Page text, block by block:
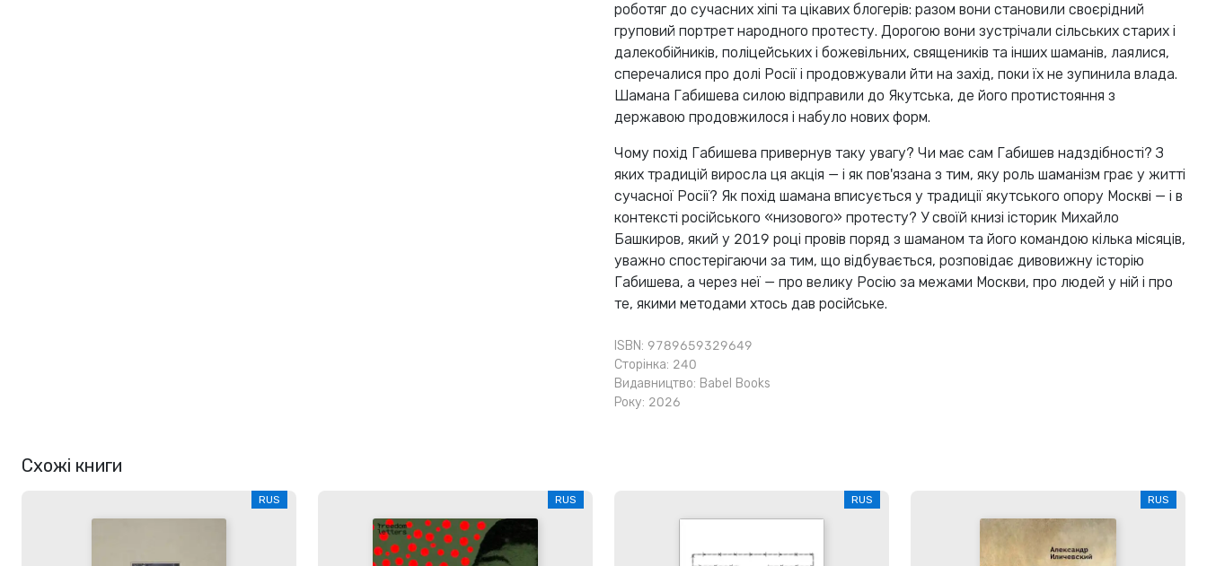
роботяг до сучасних хіпі та цікавих блогерів: разом вони становили своєрідний
груповий портрет народного протесту. Дорогою вони зустрічали сільських старих і
далекобійників, поліцейських і божевільних, священиків та інших шаманів, лаялися,
сперечалися про долі Росії і продовжували йти на захід, поки їх не зупинила влада.
Шамана Габишева силою відправили до Якутська, де його протистояння з
державою продовжилося і набуло нових форм.
Чому похід Габишева привернув таку увагу? Чи має сам Габишев надздібності? З
яких традицій виросла ця акція — і як пов'язана з тим, яку роль шаманізм грає у житті
сучасної Росії? Як похід шамана вписується у традиції якутського опору Москві — і в
контексті російського «низового» протесту? У своїй книзі історик Михайло
Башкиров, який у 2019 році провів поряд з шаманом та його командою кілька місяців,
уважно спостерігаючи за тим, що відбувається, розповідає дивовижну історію
Габишева, а через неї — про велику Росію за межами Москви, про людей у ​​ній і про
те, якими методами хтось дав російське.
ISBN: 9789659329649
Сторінка: 240
Видавництво: Babel Books
Року: 2026
Схожі книги
RUS RUS RUS RUS